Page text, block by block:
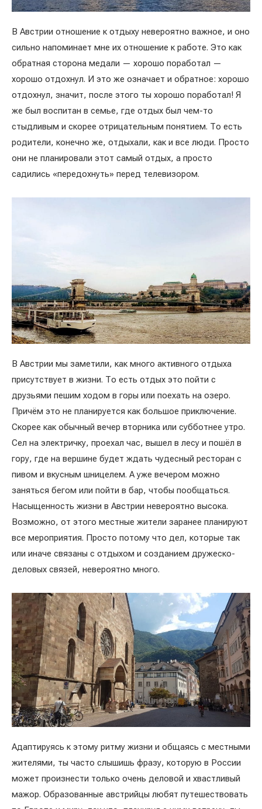
В Австрии отношение к отдыху невероятно важное, и оно
сильно напоминает мне их отношение к работе. Это как
обратная сторона медали — хорошо поработал —
хорошо отдохнул. И это же означает и обратное: хорошо
отдохнул, значит, после этого ты хорошо поработал! Я
же был воспитан в семье, где отдых был чем-то
стыдливым и скорее отрицательным понятием. То есть
родители, конечно же, отдыхали, как и все люди. Просто
они не планировали этот самый отдых, а просто
садились «передохнуть» перед телевизором.
В Австрии мы заметили, как много активного отдыха
присутствует в жизни. То есть отдых это пойти с
друзьями пешим ходом в горы или поехать на озеро.
Причём это не планируется как большое приключение.
Скорее как обычный вечер вторника или субботнее утро.
Сел на электричку, проехал час, вышел в лесу и пошёл в
гору, где на вершине будет ждать чудесный ресторан с
пивом и вкусным шницелем. А уже вечером можно
заняться бегом или пойти в бар, чтобы пообщаться.
Насыщенность жизни в Австрии невероятно высока.
Возможно, от этого местные жители заранее планируют
все мероприятия. Просто потому что дел, которые так
или иначе связаны с отдыхом и созданием дружеско-
деловых связей, невероятно много.
Адаптируясь к этому ритму жизни и общаясь с местными
жителями, ты часто слышишь фразу, которую в России
может произнести только очень деловой и хвастливый
мажор. Образованные австрийцы любят путешествовать